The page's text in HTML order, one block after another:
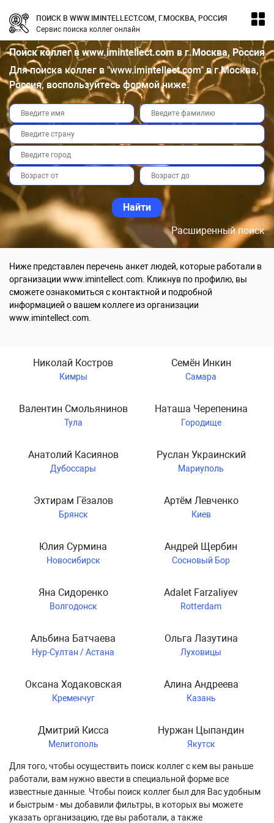
ПОИСК В WWW.IMINTELLECT.COM, Г.МОСКВА, РОССИЯ
Сервис поиска коллег онлайн
Поиск коллег в www.imintellect.com в г.Москва, Россия
Для поиска коллег в "www.imintellect.com" в г.Москва,
Россия, воспользуйтесь формой ниже.
Расширенный поиск
Ниже представлен перечень анкет людей, которые работали в
организации www.imintellect.com. Кликнув по профилю, вы
сможете ознакомиться с контактной и подробной
информацией о вашем коллеге из организации
www.imintellect.com.
Николай Костров
Кимры
Семён Инкин
Самара
Валентин Смольянинов
Тула
Наташа Черепенина
Городище
Анатолий Касиянов
Дубоссары
Руслан Украинский
Мариуполь
Эхтирам Гёзалов
Брянск
Артём Левченко
Киев
Юлия Сурмина
Новосибирск
Андрей Щербин
Сосновый Бор
Яна Сидоренко
Волгодонск
Adalet Farzaliyev
Rotterdam
Альбина Батчаева
Нур-Султан / Астана
Ольга Лазутина
Луховицы
Оксана Ходаковская
Кременчуг
Алина Андреева
Казань
Дмитрий Кисса
Мелитополь
Нуржан Цыпандин
Якутск
Для того, чтобы осуществить поиск коллег с кем вы раньше
работали, вам нужно ввести в специальной форме все
известные данные. Чтобы поиск коллег был для Вас удобным
и быстрым - мы добавили фильтры, в которых вы можете
указать организацию, где вы работали, а также